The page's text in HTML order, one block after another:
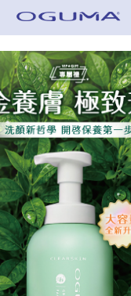
攜帶天堂
不需帶太
水美媒